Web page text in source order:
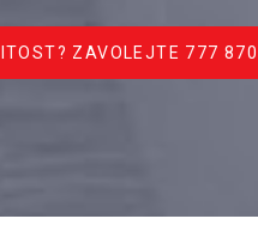
ZAVOLEJTE 777